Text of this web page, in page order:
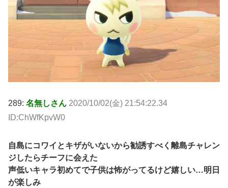
289: 名無しさん 2020/10/02(金) 21:54:22.34
ID:ChWfKpvW0
自島にコワイとキザがいないから勧誘すべく離島チャレン
ジしたらチーフに会えた
声低いキャラ初めてで子供は怖がってるけど嬉しい…明日
が楽しみ